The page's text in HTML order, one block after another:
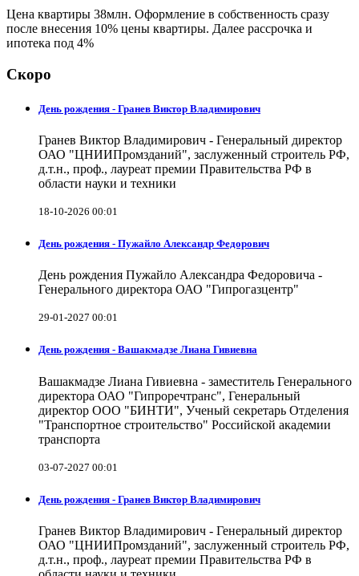
Цена квартиры 38млн. Оформление в собственность сразу
после внесения 10% цены квартиры. Далее рассрочка и
ипотека под 4%
Скоро
День рождения - Гранев Виктор Владимирович
Гранев Виктор Владимирович - Генеральный директор
ОАО "ЦНИИПромзданий", заслуженный строитель РФ,
д.т.н., проф., лауреат премии Правительства РФ в
области науки и техники
18-10-2026 00:01
День рождения - Пужайло Александр Федорович
День рождения Пужайло Александра Федоровича -
Генерального директора ОАО "Гипрогазцентр"
29-01-2027 00:01
День рождения - Вашакмадзе Лиана Гивиевна
Вашакмадзе Лиана Гивиевна - заместитель Генерального
директора ОАО "Гипроречтранс", Генеральный
директор ООО "БИНТИ", Ученый секретарь Отделения
"Транспортное строительство" Российской академии
транспорта
03-07-2027 00:01
День рождения - Гранев Виктор Владимирович
Гранев Виктор Владимирович - Генеральный директор
ОАО "ЦНИИПромзданий", заслуженный строитель РФ,
д.т.н., проф., лауреат премии Правительства РФ в